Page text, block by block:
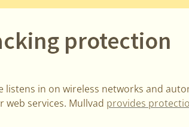
protection
listens in on wireless networks and
web services. Mullvad provides